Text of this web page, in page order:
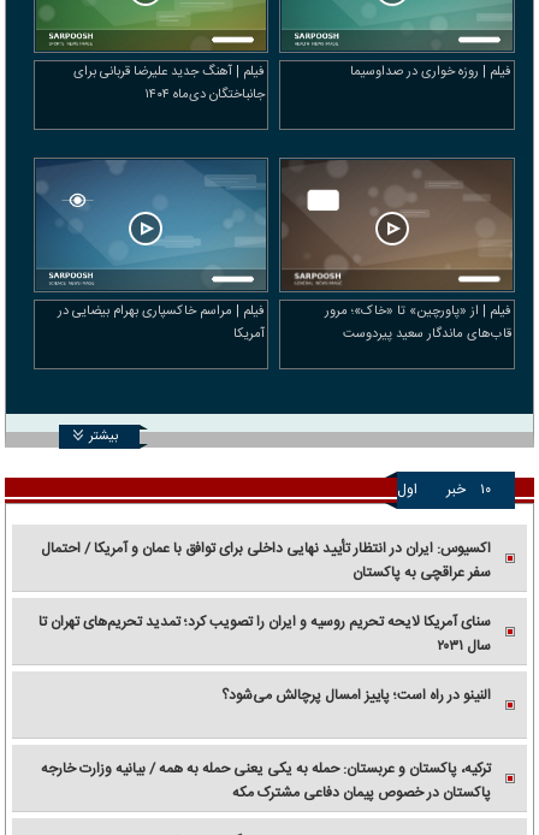
فیلم | روزه خواری در صداوسیما
فیلم | آهنگ جدید علیرضا قربانی برای
جانباختگان دی‌ماه ۱۴۰۴
فیلم | از «پاورچین» تا «خاک»؛ مرور
قاب‌های ماندگار سعید پیردوست
فیلم | مراسم خاکسپاری بهرام بیضایی در
آمریکا
بیشتر
۱۰ خبر اول
اکسیوس: ایران در انتظار تأیید نهایی داخلی برای توافق با عمان و آمریکا / احتمال
سفر عراقچی به پاکستان
سنای آمریکا لایحه تحریم روسیه و ایران را تصویب کرد؛ تمدید تحریم‌های تهران تا
سال ۲۰۳۱
النینو در راه است؛ پاییز امسال پرچالش می‌شود؟
ترکیه، پاکستان و عربستان: حمله به یکی یعنی حمله به همه / بیانیه وزارت خارجه
پاکستان در خصوص پیمان دفاعی مشترک مکه